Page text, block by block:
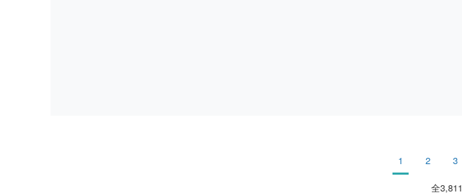
1 2 3
全3,811